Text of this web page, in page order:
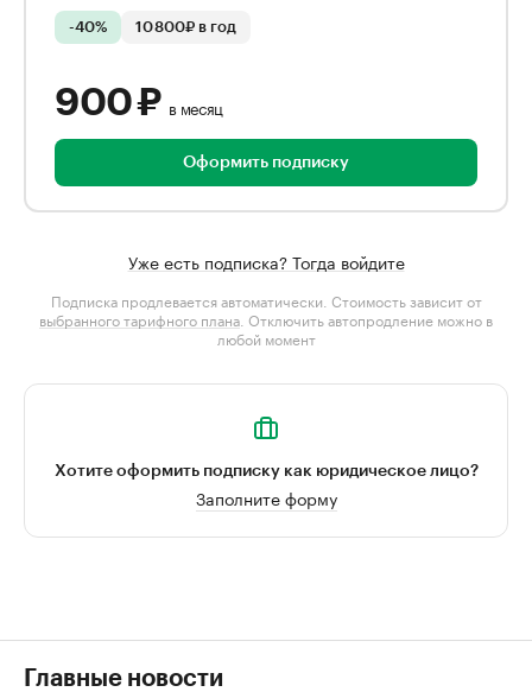
-40% 10 800₽ в год
900 ₽ в месяц
Оформить подписку
Уже есть подписка? Тогда войдите
Подписка продлевается автоматически. Стоимость зависит от
выбранного тарифного плана . Отключить автопродление можно в
любой момент
Хотите оформить подписку как юридическое лицо?
Заполните форму
Главные новости